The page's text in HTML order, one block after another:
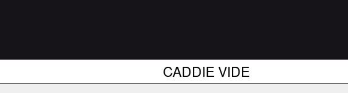
CADDIE VIDE